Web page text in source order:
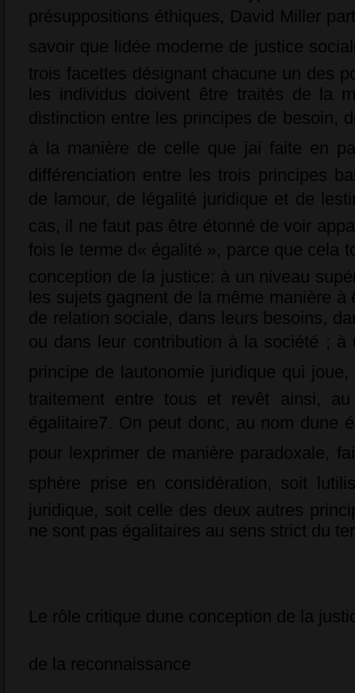
présuppositions éthiques, David Miller
savoir que lidée moderne de justice
trois facettes désignant chacune un des
les individus doivent être traités de la
distinction entre les principes de besoin,
à la manière de celle que jai faite en
différenciation entre les trois principes
de lamour, de légalité juridique et de
cas, il ne faut pas être étonné de voir
fois le terme d« égalité », parce que cela
conception de la justice: à un niveau
les sujets gagnent de la même manière
de relation sociale, dans leurs besoins,
ou dans leur contribution à la société ; à
principe de lautonomie juridique qui
traitement entre tous et revêt ainsi,
égalitaire7. On peut donc, au nom dune
pour lexprimer de manière paradoxale,
sphère prise en considération, soit
juridique, soit celle des deux autres
ne sont pas égalitaires au sens strict du
Le rôle critique dune conception de la
de la reconnaissance